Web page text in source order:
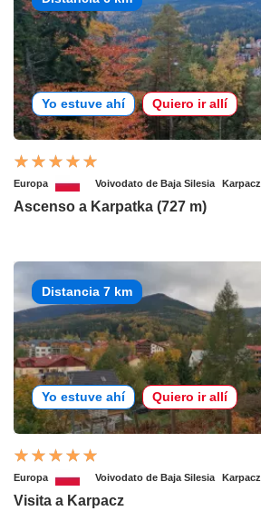
Yo estuve ahí Quiero ir allí
Europa Voivodato de Baja Silesia Karpacz
Ascenso a Karpatka (727 m)
Distancia 7 km
Yo estuve ahí Quiero ir allí
Europa Voivodato de Baja Silesia Karpacz
Visita a Karpacz